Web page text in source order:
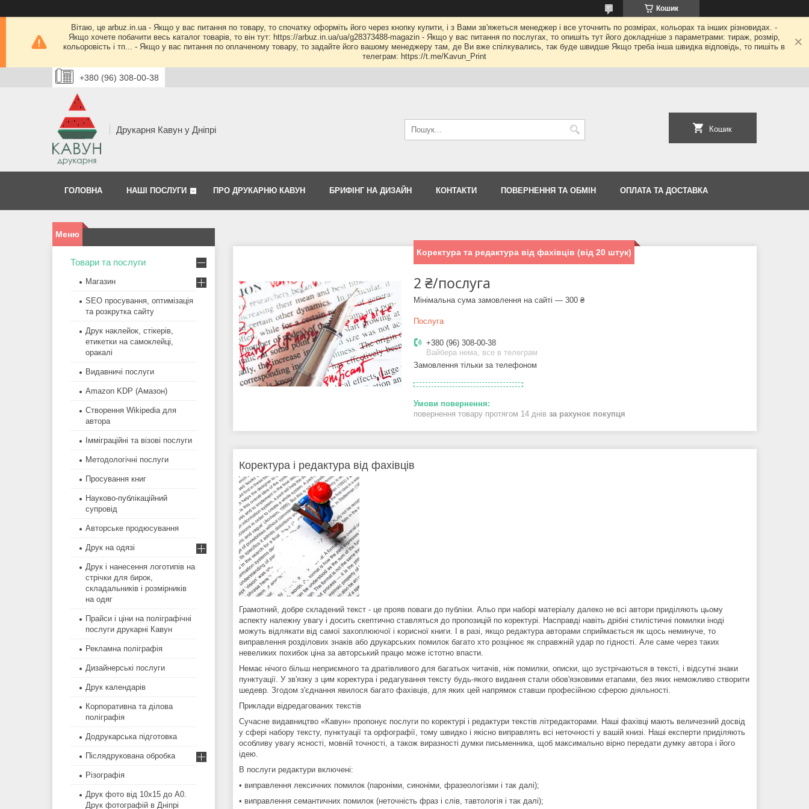
Кошик
Вітаю, це arbuz.in.ua - Якщо у вас питання по товару, то спочатку оформіть його через кнопку купити, і з Вами зв'яжеться менеджер і все уточнить по розмірах, кольорах та інших різновидах. -
Якщо хочете побачити весь каталог товарів, то він тут: https://arbuz.in.ua/ua/g28373488-magazin - Якщо у вас питання по послугах, то опишіть тут його докладніше з параметрами: тираж, розмір,
кольоровість і тп... - Якщо у вас питання по оплаченому товару, то задайте його вашому менеджеру там, де Ви вже спілкувались, так буде швидше Якщо треба інша швидка відповідь, то пишіть в
телеграм: https://t.me/Kavun_Print
+380 (96) 308-00-38
Друкарня Кавун у Дніпрі Кошик
ГОЛОВНА НАШІ ПОСЛУГИ ПРО ДРУКАРНЮ КАВУН БРИФІНГ НА ДИЗАЙН КОНТАКТИ ПОВЕРНЕННЯ ТА ОБМІН ОПЛАТА ТА ДОСТАВКА
Коректура та редактура від фахівців (від 20 штук)
2 ₴/послуга
Мінімальна сума замовлення на сайті — 300 ₴
Послуга
+380 (96) 308-00-38
Вайбера нема, все в телеграм
Замовлення тільки за телефоном
повернення товару протягом 14 днів за рахунок покупця
Коректура і редактура від фахівців
Грамотний, добре складений текст - це прояв поваги до публіки. Альо при наборі матеріалу далеко не всі автори приділяють цьому
аспекту належну увагу і досить скептично ставляться до пропозицій по коректурі. Насправді навіть дрібні стилістичні помилки іноді
можуть відлякати від самої захоплюючої і корисної книги. І в разі, якщо редактура авторами сприймається як щось неминуче, то
виправлення розділових знаків або друкарських помилок багато хто розцінює як справжній удар по гідності. Але саме через таких
невеликих похибок ціна за авторський працю може істотно впасти.
Немає нічого більш неприємного та дратівливого для багатьох читачів, ніж помилки, описки, що зустрічаються в тексті, і відсутні знаки
пунктуації. У зв'язку з цим коректура і редагування тексту будь-якого видання стали обов'язковими етапами, без яких неможливо створити
шедевр. Згодом з'єднання явилося багато фахівців, для яких цей напрямок ставши професійною сферою діяльності.
Приклади відредагованих текстів
Сучасне видавництво «Кавун» пропонує послуги по коректурі і редактури текстів літредакторами. Наші фахівці мають величезний досвід
у сфері набору тексту, пунктуації та орфографії, тому швидко і якісно виправлять всі неточності у вашій книзі. Наші експерти приділяють
особливу увагу ясності, мовній точності, а також виразності думки письменника, щоб максимально вірно передати думку автора і його
ідею.
В послуги редактури включені:
• виправлення лексичних помилок (пароніми, синоніми, фразеологізми і так далі);
• виправлення семантичних помилок (неточність фраз і слів, тавтологія і так далі);
Товари та послуги
Магазин
SEO просування, оптимізація
та розкрутка сайту
Друк наклейок, стікерів,
етикетки на самоклейці,
оракалі
Видавничі послуги
Amazon KDP (Амазон)
Створення Wikipedia для
автора
Імміграційні та візові послуги
Методологічні послуги
Просування книг
Науково-публікаційний
супровід
Авторське продюсування
Друк на одязі
Друк і нанесення логотипів на
стрічки для бирок,
складальників і розмірників
на одяг
Прайси і ціни на поліграфічні
послуги друкарні Кавун
Рекламна поліграфія
Дизайнерські послуги
Друк календарів
Корпоративна та ділова
поліграфія
Додрукарська підготовка
Післядрукована обробка
Різографія
Друк фото від 10х15 до А0.
Друк фотографій в Дніпрі